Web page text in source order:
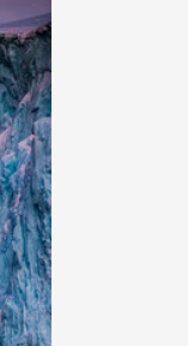
Арктическое обозрение,